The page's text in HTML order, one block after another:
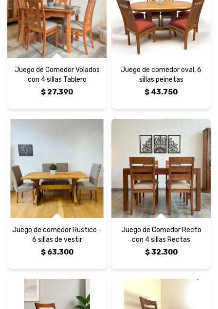
Juego de Comedor Volados
con 4 sillas Tablero
$ 27.390
Juego de comedor oval, 6
sillas peinetas
$ 43.750
Juego de comedor Rustico -
6 sillas de vestir
$ 63.300
Juego de Comedor Recto
con 4 sillas Rectas
$32.300